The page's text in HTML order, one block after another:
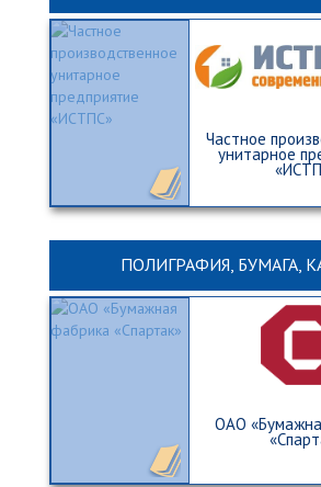
Частное
унитарное
ПОЛИГРАФИЯ, БУМАГА,
ОАО